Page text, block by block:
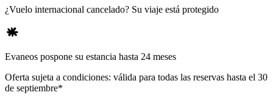
¿Vuelo internacional cancelado? Su viaje está protegido
Evaneos pospone su estancia hasta 24 meses
Oferta sujeta a condiciones: válida para todas las reservas hasta el 30
de septiembre*